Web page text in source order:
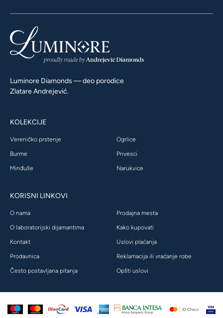
Luminore Diamonds — deo porodice
Zlatare Andrejević.
KOLEKCIJE
Vereničko prstenje
Burme
Minđuše
Ogrlice
Privesci
Narukvice
KORISNI LINKOVI
O nama
O laboratorijski dijamantima
Kontakt
Prodavnica
Često postavljana pitanja
Prodajna mesta
Kako kupovati
Uslovi plaćanja
Reklamacija ili vraćanje robe
Opšti uslovi